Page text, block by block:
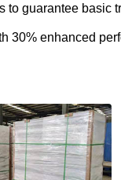
guarantee basic
enhanced